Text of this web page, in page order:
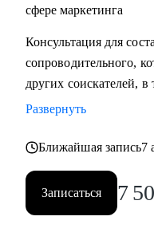
сфере маркетинга
Консультация для
сопроводительного,
других соискателей,
Развернуть
Ближайшая запись7
Записаться 7